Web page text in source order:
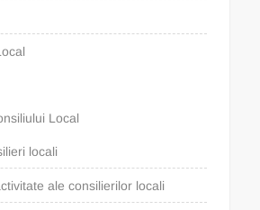
Local
locali
ale consilierilor locali